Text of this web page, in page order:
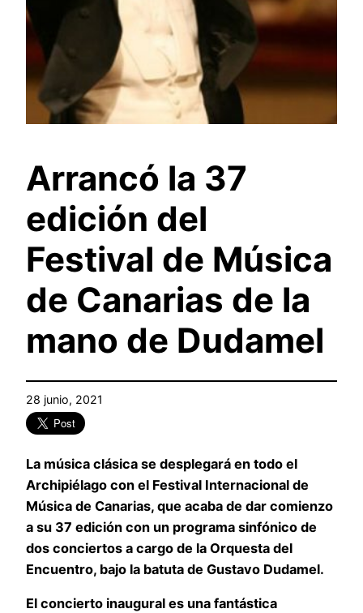
Arrancó la 37
edición del
Festival de Música
de Canarias de la
mano de Dudamel
28 junio, 2021
La música clásica se desplegará en todo el
Archipiélago con el Festival Internacional de
Música de Canarias, que acaba de dar comienzo
a su 37 edición con un programa sinfónico de
dos conciertos a cargo de la Orquesta del
Encuentro, bajo la batuta de Gustavo Dudamel.
El concierto inaugural es una fantástica